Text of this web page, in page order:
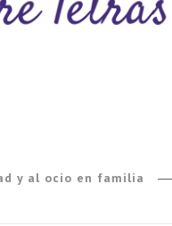
y al ocio en familia